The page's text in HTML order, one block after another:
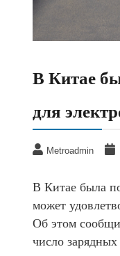
В Китае
для
Metroadmin
В Китае была
может
Об этом
число